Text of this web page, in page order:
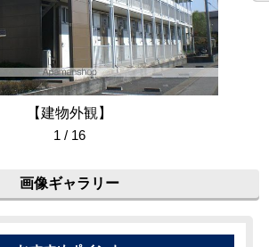
【建物外観】
1 / 16
画像ギャラリー